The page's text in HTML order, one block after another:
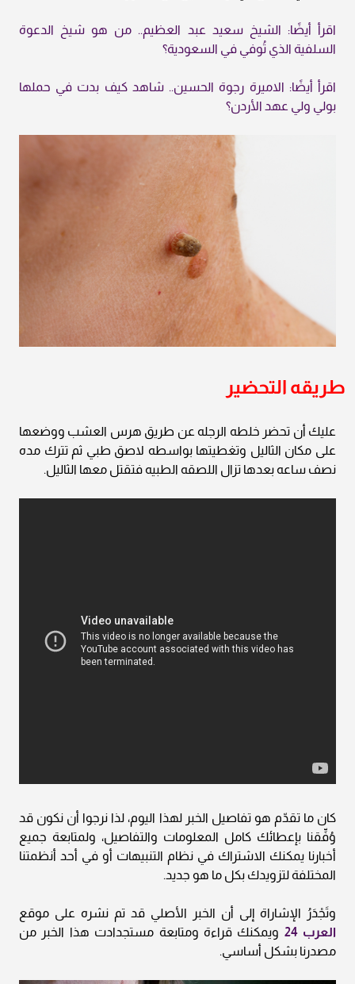
اقرأ أيضًا: الشيخ سعيد عبد العظيم.. من هو شيخ الدعوة
السلفية الذي تُوفي في السعودية؟
اقرأ أيضًا: الاميرة رجوة الحسين.. شاهد كيف بدت في حملها
بولي ولي عهد الأردن؟
طريقه التحضير
عليك أن تحضر خلطه الرجله عن طريق هرس العشب ووضعها
على مكان الثاليل وتغطيتها بواسطه لاصق طبي ثم تترك مده
نصف ساعه بعدها تزال اللصقه الطبيه فتقتل معها الثاليل.
كان ما تقدّم هو تفاصيل الخبر لهذا اليوم، لذا نرجوا أن نكون قد
وُفِّقنا بإعطائك كامل المعلومات والتفاصيل، ولمتابعة جميع
أخبارنا يمكنك الاشتراك في نظام التنبيهات أو في أحد أنظمتنا
المختلفة لتزويدك بكل ما هو جديد.
وتَجْدَرُ الإشاراة إلى أن الخبر الأصلي قد تم نشره على موقع
العرب 24
ويمكنك قراءة ومتابعة مستجدادت هذا الخبر من
مصدرنا بشكل أساسي.